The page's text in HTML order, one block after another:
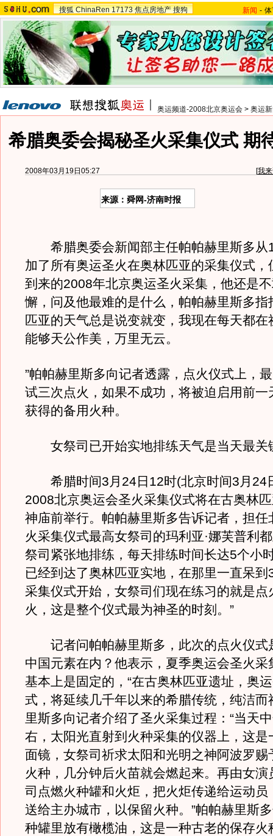
搜狐 ChinaRen 17173 焦点房地产 搜狗 新闻 -
奥运频道-2008北京奥运会 > 奥运
希腊奥委会揭秘圣火采集仪式 期
2008年03月19日05:27 [我
来源：舜网-济南时报
希腊奥委会新闻部主任帕帕赫里斯多从
加了所有奥运圣火在奥林匹亚的采集仪式，
到来的2008年北京奥运圣火采集，他还是
懈，问及他最难的是什么，帕帕赫里斯多指
匹亚的天气总是说变就变，我现在每天都在
能够天公作美，万里无云。
”帕帕赫里斯多向记者透露，点火仪式上，
试三次点火，如果不成功，将被迫启用前一
获得的备用火种。
女祭司已开始实地排练天气是当天最关
希腊时间3月24日12时(北京时间3月24
2008北京奥运会圣火采集仪式将在古奥林
神庙前举行。帕帕赫里斯多告诉记者，担任
火采集仪式最高女祭司的玛利亚·娜芙普利
祭司紧张地排练，每天排练时间长达5个小
已经到达了奥林匹亚实地，在那里一直呆到
采集仪式开始，女祭司们现在练习的就是点
火，这是整个仪式最为神圣的时刻。”
记者问帕帕赫里斯多，此次的点火仪式
中国元素在内？他表示，夏季奥运会圣火采
基本上是固定的，“在古奥林匹亚遗址，奥
式，将延续几千年以来的希腊传统，纯洁而
里斯多向记者介绍了圣火采集过程：“当天
右，太阳光直射到火种采集的仪器上，这是
面镜，女祭司祈求太阳和光明之神阿波罗赐
火种，几分钟后火苗就会燃起来。再由女演
司点燃火种罐和火炬，把火炬传递给运动员
送给主办城市，以保留火种。”帕帕赫里斯
种罐里放有橄榄油，这是一种古老的保存火